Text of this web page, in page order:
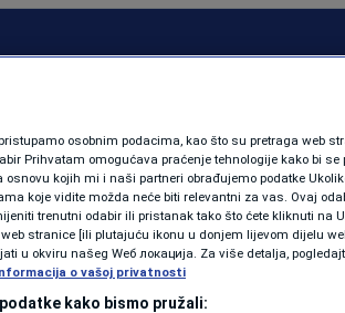
SPECIJAL
su od
| REGIJA | 0 komentara
osobnim podacima, kao što su pretraga web
Prihvatam omogućava praćenje tehnologije kako bi se
kojih mi i naši partneri obrađujemo podatke
koje vidite možda neće biti relevantni za vas. Ovaj
trenutni odabir ili pristanak tako što ćete kliknuti na
stranice [ili plutajuću ikonu u donjem lijevom dijelu
u okviru našeg Wеб локација. Za više detalja,
o vašoj privatnosti
kako bismo pružali: